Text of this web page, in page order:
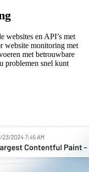
websites en API’s met
website monitoring met
met betrouwbare
problemen snel kunt